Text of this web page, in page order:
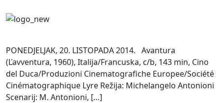
PONEDJELJAK, 20. LISTOPADA 2014. Avantura
(Ľavventura, 1960), Italija/Francuska, c/b, 143 min, Cino
del Duca/Produzioni Cinematografiche Europee/Société
Cinématographique Lyre Režija: Michelangelo Antonioni
Scenarij: M. Antonioni, […]